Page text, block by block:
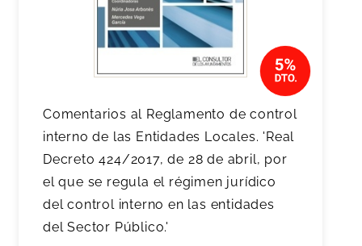
Comentarios al Reglamento de control
interno de las Entidades Locales. 'Real
Decreto 424/2017, de 28 de abril, por
el que se regula el régimen jurídico
del control interno en las entidades
del Sector Público.'